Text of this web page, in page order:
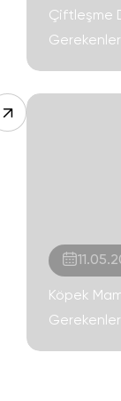
Çiftleşme
Gerekenler
Köpek